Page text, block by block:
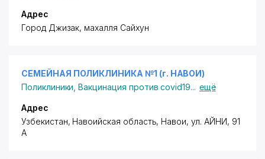
Адрес
Город Джизак, махалля Сайхун
СЕМЕЙНАЯ ПОЛИКЛИНИКА №1 (г. НАВОИ)
Поликлиники ,Вакцинация против covid19... ещё
Адрес
Узбекистан, Навоийская область, Навои,ул. АЙНИ, 91
А